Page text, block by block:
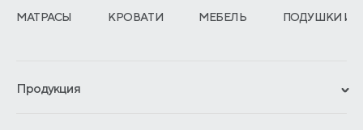
МАТРАСЫ КРОВАТИ МЕБЕЛЬ ПОДУШКИ И
Продукция